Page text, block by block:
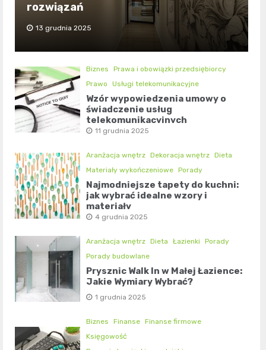
rozwiązań
13 grudnia 2025
Biznes
Prawa i obowiązki przedsiębiorcy
Prawo
Usługi telekomunikacyjne
Wzór wypowiedzenia umowy o
świadczenie usług
telekomunikacyjnych
11 grudnia 2025
Aranżacja wnętrz Dekoracja wnętrz Dieta
Materiały wykończeniowe Porady
Najmodniejsze tapety do kuchni:
jak wybrać idealne wzory i
materiały
4 grudnia 2025
Aranżacja wnętrz Dieta Łazienki
Porady
Porady budowlane
Prysznic Walk In w Małej Łazience:
Jakie Wymiary Wybrać?
1 grudnia 2025
Biznes Finanse Finanse firmowe
Księgowość